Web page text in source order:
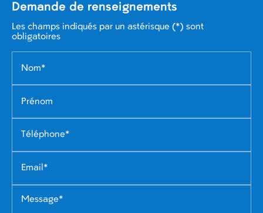
Demande de renseignements
Les champs indiqués par un astérisque (*) sont
obligatoires
Nom*
Prénom
Téléphone*
Email*
Message*